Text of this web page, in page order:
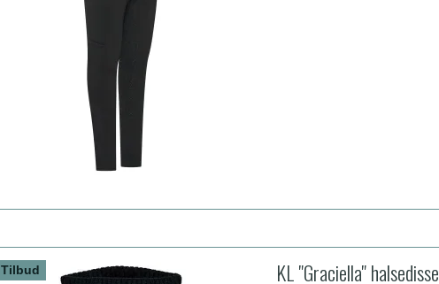
Tilbud KL "Graciella" halsedisse